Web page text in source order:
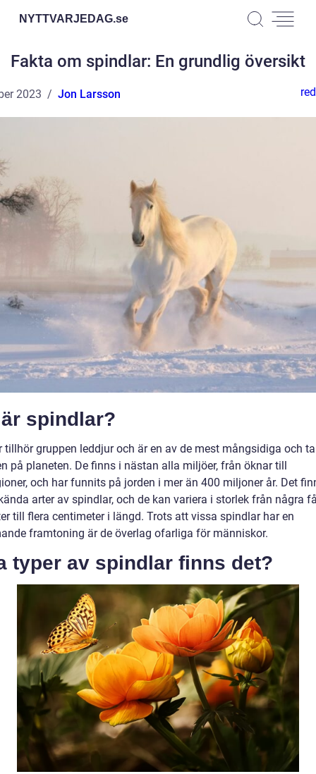
NYTTVARJEDAG.se
Fakta om spindlar: En grundlig översikt
2023 Jon Larsson
spindlar?
tillhör gruppen leddjur och är en av de mest mångsidiga och
på planeten. De finns i nästan alla miljöer, från öknar till
och har funnits på jorden i mer än 400 miljoner år. Det
arter av spindlar, och de kan variera i storlek från några
till flera centimeter i längd. Trots att vissa spindlar har en
framtoning är de överlag ofarliga för människor.
typer av spindlar finns det?